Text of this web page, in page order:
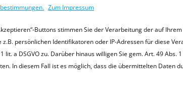
Kreuzbandersatz bei Kleintieren zur Verfügung,
anatomisch korrekt ersetzt, anstatt wie bei
(TTA, TPLO etc. ) oder bei extrakapsulären
Kräfte im Gelenk zu verändern.
Zum Impressum
Buttons stimmen Sie der Verarbeitung der auf
persönlichen Identifikatoren oder IP-Adressen für diese
lit. a DSGVO zu. Darüber hinaus willigen Sie gem. Art. 49 Abs.
In diesem Fall ist es möglich, dass die übermittelten Daten